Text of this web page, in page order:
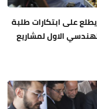
على ابتكارات طلبة
الاول لمشاريع